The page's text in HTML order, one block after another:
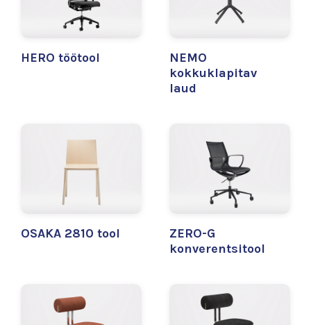
HERO töötool
NEMO
kokkuklapitav
laud
OSAKA 2810 tool
ZERO-G
konverentsitool